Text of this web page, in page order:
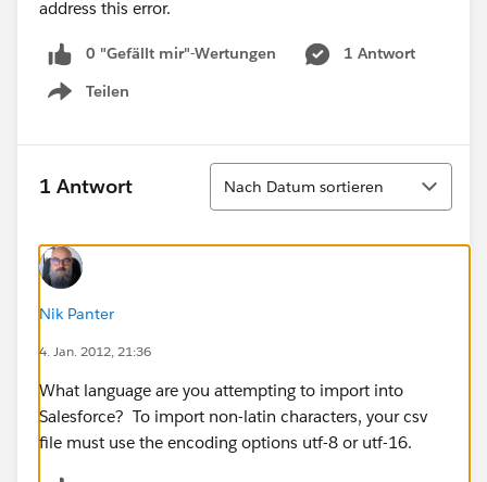
address this error.
0 "Gefällt mir"-Wertungen
1 Antwort
Teilen
Show menu
1 Antwort
Sortieren
Nach Datum sortieren
Nik Panter
4. Jan. 2012, 21:36
What language are you attempting to import into
Salesforce? To import non-latin characters, your csv
file must use the encoding options utf-8 or utf-16.